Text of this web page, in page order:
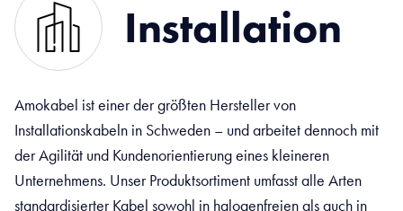
Installation
Amokabel ist einer der größten Hersteller von
Installationskabeln in Schweden – und arbeitet dennoch mit
der Agilität und Kundenorientierung eines kleineren
Unternehmens. Unser Produktsortiment umfasst alle Arten
standardisierter Kabel sowohl in halogenfreien als auch in